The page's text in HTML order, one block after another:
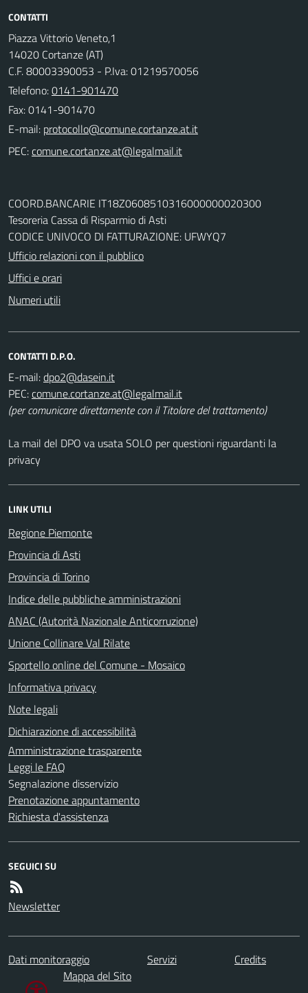
CONTATTI
Piazza Vittorio Veneto,1
14020 Cortanze (AT)
C.F. 80003390053 - P.Iva: 01219570056
Telefono:0141-901470
Fax: 0141-901470
E-mail:
PEC:
COORD.BANCARIE IT18Z0608510316000000020300
Tesoreria Cassa di Risparmio di Asti
CODICE UNIVOCO DI FATTURAZIONE: UFWYQ7
Ufficio relazioni con il pubblico
Uffici e orari
Numeri utili
CONTATTI D.P.O.
E-mail:
PEC:
(per comunicare direttamente con il Titolare del trattamento)
La mail del DPO va usata SOLO per questioni riguardanti la
privacy
LINK UTILI
Regione Piemonte
Provincia di Asti
Provincia di Torino
Indice delle pubbliche amministrazioni
ANAC (Autorità Nazionale Anticorruzione)
Unione Collinare Val Rilate
Sportello online del Comune - Mosaico
Informativa privacy
Note legali
Dichiarazione di accessibilità
Amministrazione trasparente
Leggi le FAQ
Segnalazione disservizio
Prenotazione appuntamento
Richiesta d'assistenza
SEGUICI SU
Newsletter
Dati monitoraggio Servizi
Credits
Mappa del Sito